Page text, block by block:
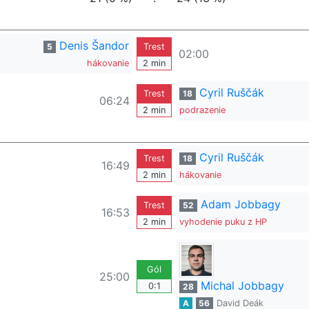
5 Denis Šandor
hákovanie
Trest
2 min
02:00
06:24
Trest
2 min
18 Cyril Ruščák
podrazenie
16:49
Trest
2 min
18 Cyril Ruščák
hákovanie
16:53
Trest
2 min
52 Adam Jobbagy
vyhodenie puku z HP
25:00
Gól
0:1
28 Michal Jobbagy
A 56 David Deák